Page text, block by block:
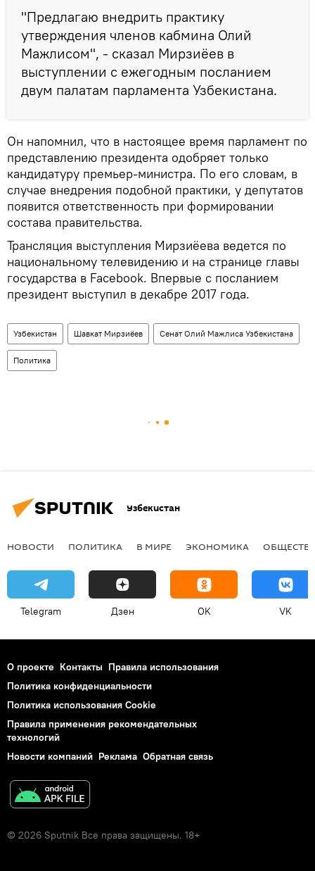
"Предлагаю внедрить практику
утверждения членов кабмина Олий
Мажлисом", - сказал Мирзиёев в
выступлении с ежегодным посланием
двум палатам парламента Узбекистана.
Он напомнил, что в настоящее время парламент по
представлению президента одобряет только
кандидатуру премьер-министра. По его словам, в
случае внедрения подобной практики, у депутатов
появится ответственность при формировании
состава правительства.
Трансляция выступления Мирзиёева ведется по
национальному телевидению и на странице главы
государства в Facebook. Впервые с посланием
президент выступил в декабре 2017 года.
Узбекистан Шавкат Мирзиёев Сенат Олий Мажлиса Узбекистана
Политика
Узбекистан
НОВОСТИ ПОЛИТИКА В МИРЕ ЭКОНОМИКА
Telegram Дзен OK VK
О проекте Контакты Правила использования
Политика конфиденциальности
Политика использования Cookie
Правила применения рекомендательных
технологий
Новости компаний Реклама Обратная связь
© 2026 Sputnik Все права защищены. 18+